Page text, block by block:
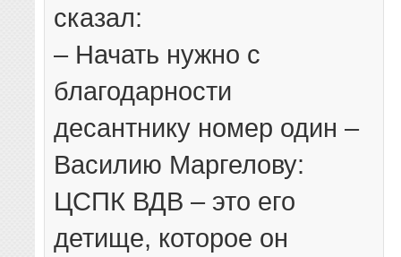
сказал:
– Начать нужно с
благодарности
десантнику номер один –
Василию Маргелову:
ЦСПК ВДВ – это его
детище, которое он